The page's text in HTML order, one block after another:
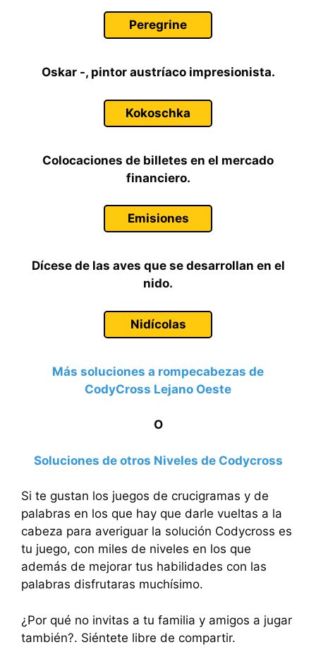
Peregrine
Oskar -, pintor austríaco impresionista.
Kokoschka
Colocaciones de billetes en el mercado
financiero.
Emisiones
Dícese de las aves que se desarrollan en el
nido.
Nidícolas
Más soluciones a rompecabezas de
CodyCross Lejano Oeste
O
Soluciones de otros Niveles de Codycross
Si te gustan los juegos de crucigramas y de
palabras en los que hay que darle vueltas a la
cabeza para averiguar la solución Codycross es
tu juego, con miles de niveles en los que
además de mejorar tus habilidades con las
palabras disfrutaras muchísimo.
¿Por qué no invitas a tu familia y amigos a jugar
también?. Siéntete libre de compartir.